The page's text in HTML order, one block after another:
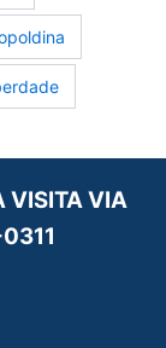
VISITA VIA